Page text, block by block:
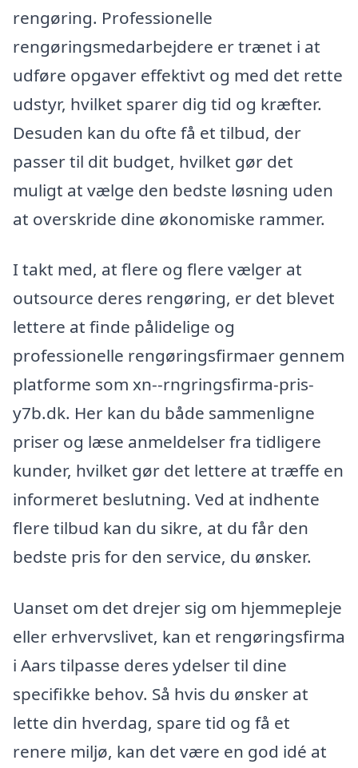
rengøring. Professionelle
rengøringsmedarbejdere er trænet i at
udføre opgaver effektivt og med det rette
udstyr, hvilket sparer dig tid og kræfter.
Desuden kan du ofte få et tilbud, der
passer til dit budget, hvilket gør det
muligt at vælge den bedste løsning uden
at overskride dine økonomiske rammer.
I takt med, at flere og flere vælger at
outsource deres rengøring, er det blevet
lettere at finde pålidelige og
professionelle rengøringsfirmaer gennem
platforme som xn--rngringsfirma-pris-
y7b.dk. Her kan du både sammenligne
priser og læse anmeldelser fra tidligere
kunder, hvilket gør det lettere at træffe en
informeret beslutning. Ved at indhente
flere tilbud kan du sikre, at du får den
bedste pris for den service, du ønsker.
Uanset om det drejer sig om hjemmepleje
eller erhvervslivet, kan et rengøringsfirma
i Aars tilpasse deres ydelser til dine
specifikke behov. Så hvis du ønsker at
lette din hverdag, spare tid og få et
renere miljø, kan det være en god idé at